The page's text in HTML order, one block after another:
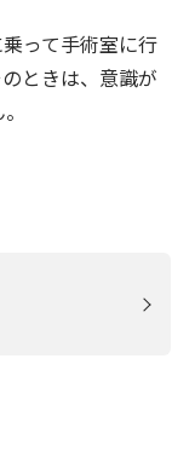
って手術室に行
ときは、意識が